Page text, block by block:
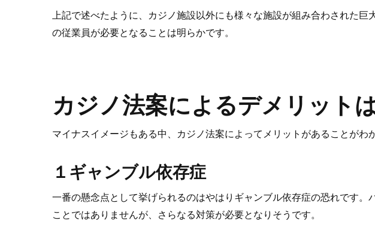
上記で述べたように、カジノ施設以外にも様々な施設が組み合わされた巨
の従業員が必要となることは明らかです。
カジノ法案によるデメリット
マイナスイメージもある中、カジノ法案によってメリットがあることがわ
１ギャンブル依存症
一番の懸念点として挙げられるのはやはりギャンブル依存症の恐れです。
ことではありませんが、さらなる対策が必要となりそうです。